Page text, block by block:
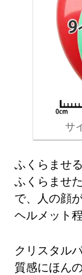
サ
ふくらませ
ふくらませ
で、人の顔
ヘルメット
クリスタル
質感にほん